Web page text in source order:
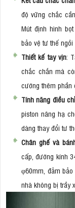
độ vững chắc
Mút định hình
bảo vệ tư thế ngồi
Thiết kế tay vịn:
chắc chắn mà
cường thêm phần
Tính năng điều
piston nâng hạ
dàng thay đổi tư
Chân ghế và
cấp, đường kính
φ60mm, đảm
nhà không bị trầy